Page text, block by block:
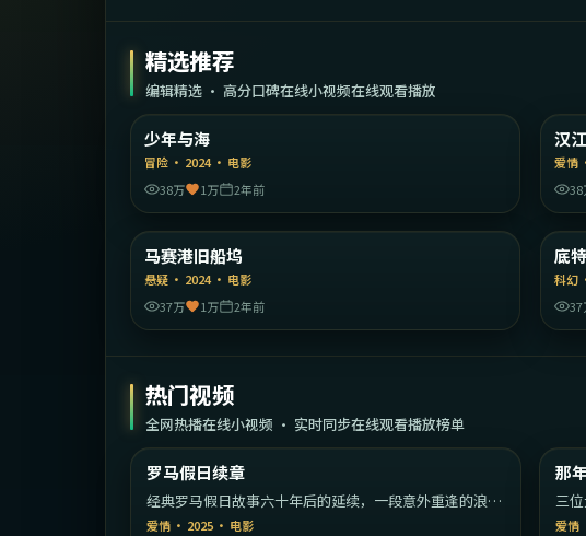
精选推荐
编辑精选 · 高分口碑在线小视频在线观看播放
精选
少年与海
冒险· 2024· 电影
38万
1万 2年前
精选
汉
爱情
38
精选
马赛港旧船坞
悬疑· 2024· 电影
37万
1万 2年前
精选
底
科幻
37
热门视频
全网热播在线小视频 · 实时同步在线观看播放榜单
热门
1:35:09
罗马假日续章
经典罗马假日故事六十年后的延续，一段意外重逢的浪漫
旅程。
爱情· 2025· 电影
热门
那
三
事
爱情